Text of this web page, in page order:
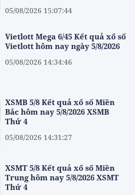
05/08/2026 15:07:44
Vietlott Mega 6/45 Kết quả xổ số
Vietlott hôm nay ngày 5/8/2026
05/08/2026 14:34:46
XSMB 5/8 Kết quả xổ số Miền
Bắc hôm nay 5/8/2026 XSMB
Thứ 4
05/08/2026 14:31:27
XSMT 5/8 Kết quả xổ số Miền
Trung hôm nay 5/8/2026 XSMT
Thứ 4